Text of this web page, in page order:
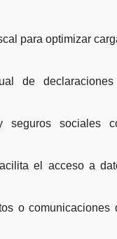
para optimizar
de
seguros sociales
el acceso a
o comunicaciones